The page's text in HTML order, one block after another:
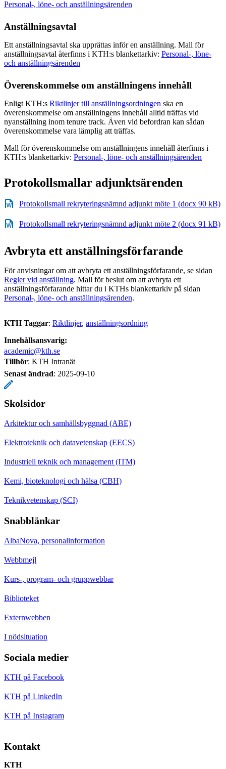
Personal-, löne- och anställningsärenden
Anställningsavtal
Ett anställningsavtal ska upprättas inför en anställning. Mall för
anställningsavtal återfinns i KTH:s blankettarkiv: Personal-, löne-
och anställningsärenden
Överenskommelse om anställningens innehåll
Enligt KTH:s Riktlinjer till anställningsordningen ska en
överenskommelse om anställningens innehåll alltid träffas vid
nyanställning inom tenure track. Även vid befordran kan sådan
överenskommelse vara lämplig att träffas.
Mall för överenskommelse om anställningens innehåll återfinns i
KTH:s blankettarkiv: Personal-, löne- och anställningsärenden
Protokollsmallar adjunktsärenden
Protokollsmall rekryteringsnämnd adjunkt möte 1 (docx 90 kB)
Protokollsmall rekryteringsnämnd adjunkt möte 2 (docx 91 kB)
Avbryta ett anställningsförfarande
För anvisningar om att avbryta ett anställningsförfarande, se sidan
Regler vid anställning. Mall för beslut om att avbryta ett
anställningsförfarande hittar du i KTHs blankettarkiv på sidan
Personal-, löne- och anställningsärenden.
KTH Taggar: Riktlinjer anställningsordning
Innehållsansvarig:
academic@kth.se
Tillhör: KTH Intranät
Senast ändrad: 2025-09-10
Skolsidor
Arkitektur och samhällsbyggnad (ABE)
Elektroteknik och datavetenskap (EECS)
Industriell teknik och management (ITM)
Kemi, bioteknologi och hälsa (CBH)
Teknikvetenskap (SCI)
Snabblänkar
AlbaNova, personalinformation
Webbmejl
Kurs-, program- och gruppwebbar
Biblioteket
Externwebben
I nödsituation
Sociala medier
KTH på Facebook
KTH på LinkedIn
KTH på Instagram
Kontakt
KTH